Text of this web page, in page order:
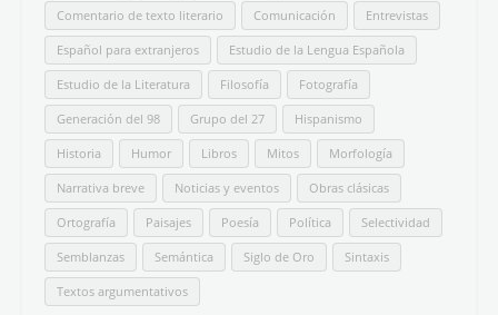
Comentario de texto literario Comunicación Entrevistas
Español para extranjeros Estudio de la Lengua Española
Estudio de la Literatura Filosofía Fotografía
Generación del 98 Grupo del 27 Hispanismo
Historia Humor Libros Mitos Morfología
Narrativa breve Noticias y eventos Obras clásicas
Ortografía Paisajes Poesía Política Selectividad
Semblanzas Semántica Siglo de Oro Sintaxis
Textos argumentativos